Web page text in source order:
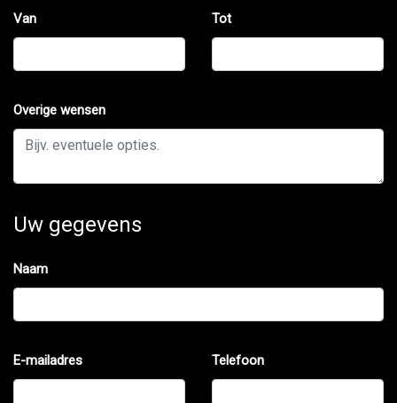
Van Tot
Overige wensen
Uw gegevens
Naam
E-mailadres Telefoon